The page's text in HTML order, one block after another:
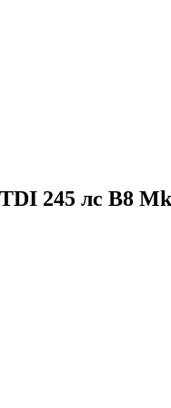
245 лс B8